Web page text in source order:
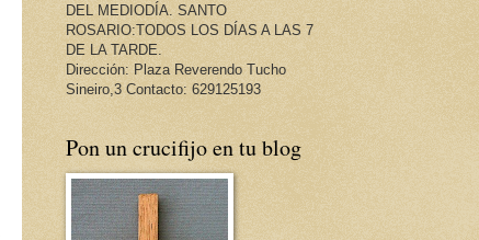
DEL MEDIODÍA. SANTO
ROSARIO:TODOS LOS DÍAS A LAS 7
DE LA TARDE.
Dirección: Plaza Reverendo Tucho
Sineiro,3 Contacto: 629125193
Pon un crucifijo en tu blog